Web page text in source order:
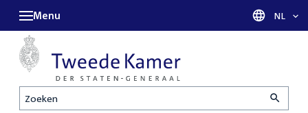
Zoeken
Menu Taal
NL